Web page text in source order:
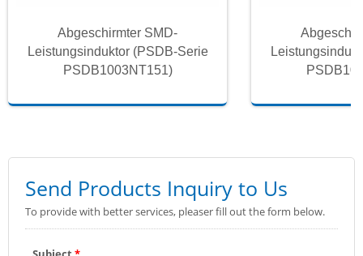
Abgeschirmter SMD-
Leistungsinduktor (PSDB-Serie
PSDB1003NT151)